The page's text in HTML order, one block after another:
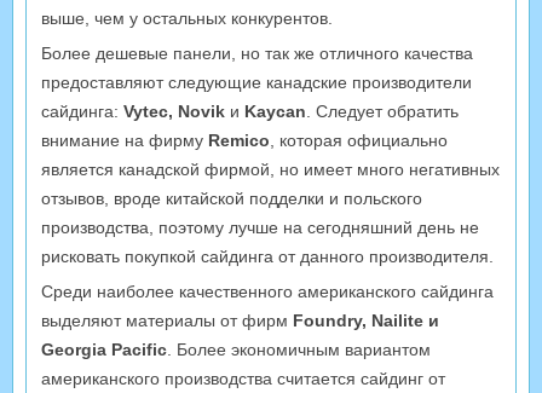
выше, чем у остальных конкурентов.
Более дешевые панели, но так же отличного качества
предоставляют следующие канадские производители
сайдинга: Vytec, Novik и Kaycan . Следует обратить
внимание на фирму Remico , которая официально
является канадской фирмой, но имеет много негативных
отзывов, вроде китайской подделки и польского
производства, поэтому лучше на сегодняшний день не
рисковать покупкой сайдинга от данного производителя.
Среди наиболее качественного американского сайдинга
выделяют материалы от фирм Foundry, Nailite и
Georgia Pacific . Более экономичным вариантом
американского производства считается сайдинг от